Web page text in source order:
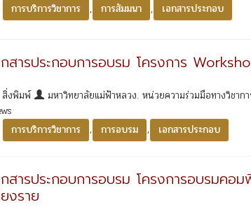
การบริการวิชาการ
, การสัมมนา , เอกสารประกอบ
กสารประกอบการอบรม โครงการ
งพิมพ์ มหาวิทยาลัยแม่ฟ้าหลวง. หน่วยความร่วมมือทางวิชาก
การบริการวิชาการ
, การอบรม , เอกสารประกอบ
กสารประกอบการอบรม โครงการอบรมค
งราย